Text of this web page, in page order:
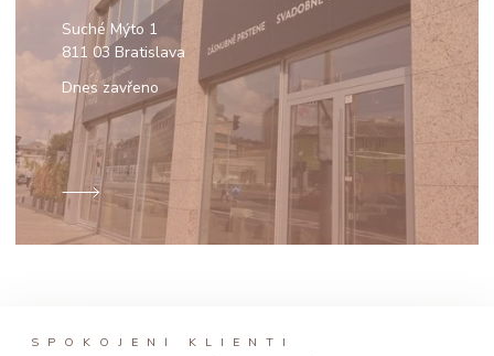
Suché Mýto 1
811 03 Bratislava
Dnes zavřeno
SPOKOJENÍ KLIENTI